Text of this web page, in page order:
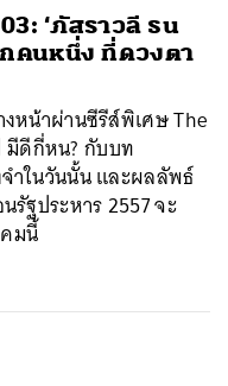
‘ภัสราวลี ธน
กคนหนึ่ง ที่ดวงตา
หน้าผ่านซีรีส์พิเศษ The
มีดีกี่หน? กับบท
ำในวันนั้น และผลลัพธ์
ฐประหาร 2557 จะ
มนี้